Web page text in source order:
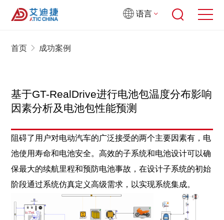
语言
首页 成功案例
基于GT-RealDrive进行电池包温度分布影响
因素分析及电池包性能预测
阻碍了用户对电动汽车的广泛接受的两个主要因素有，电
池使用寿命和电池安全。高效的子系统和电池设计可以确
保最大的续航里程和预防电池事故，在设计子系统的初始
阶段通过系统仿真定义高级需求，以实现系统集成。